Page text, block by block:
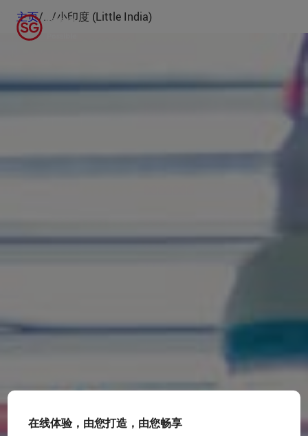
主页/.../小印度 (Little India)
在线体验，由您打造，由您畅享